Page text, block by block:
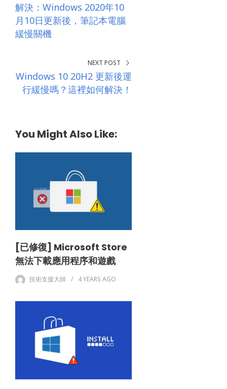
解決：Windows 2020年10
月10日更新後，筆記本電腦
緩慢關機
NEXT POST
Windows 10 20H2 更新後運
行緩慢嗎？這裡如何解決！
You Might Also Like:
[已修復] Microsoft Store
無法下載應用程序和遊戲
技術支援大師 4 YEARS AGO